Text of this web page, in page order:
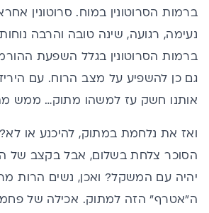
ברמות הסרוטונין במוח. סרוטונין
נעימה, רגועה, שינה טובה והרבה נוחות
ברמות הסרוטונין בגלל השפעת
גם כן להשפיע על מצב הרוח. עם
אותנו חשק עז למשהו מתוק… ממש
ואז את נלחמת במתוק, להיכנע או
הסוכר צלחת בשלום, אבל בקצב של
יהיה עם המשקל? ואכן, נשים הרות
ה"אטרף" הזה למתוק. אכילה של